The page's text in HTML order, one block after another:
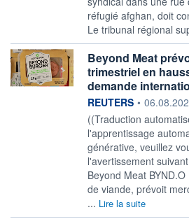
réfugié afghan, doit
Le tribunal régional
Beyond Meat
trimestriel en
demande
information fournie par
REUTERS •
((Traduction
l'apprentissage
générative, veuillez
l'avertissement
Beyond Meat
de viande, prévoit
... Lire la suite